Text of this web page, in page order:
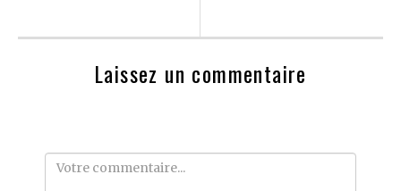
Laissez un commentaire
Comment